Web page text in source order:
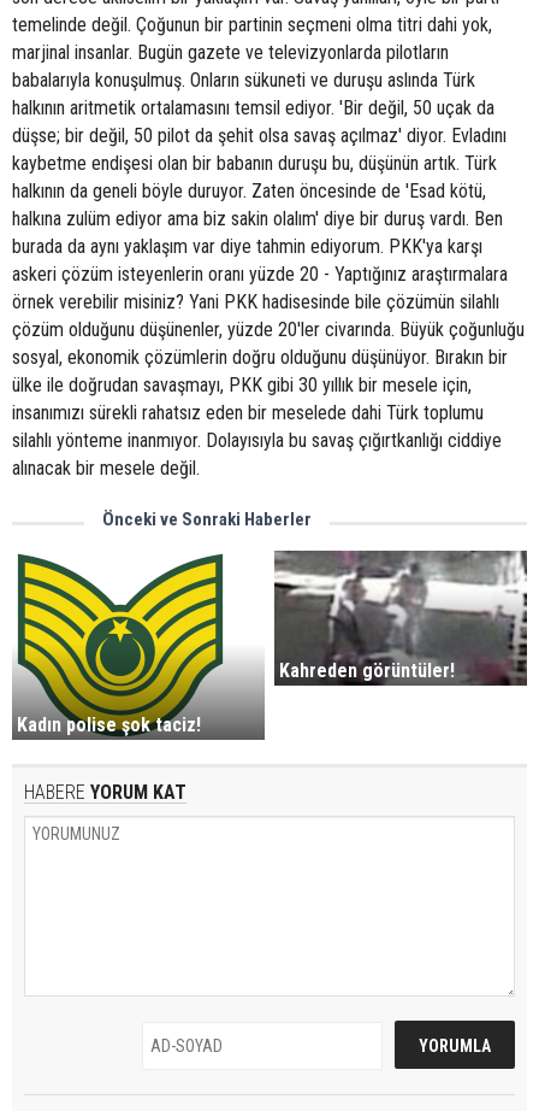
temelinde değil. Çoğunun bir partinin seçmeni olma titri dahi yok,
marjinal insanlar. Bugün gazete ve televizyonlarda pilotların
babalarıyla konuşulmuş. Onların sükuneti ve duruşu aslında Türk
halkının aritmetik ortalamasını temsil ediyor. 'Bir değil, 50 uçak da
düşse; bir değil, 50 pilot da şehit olsa savaş açılmaz' diyor. Evladını
kaybetme endişesi olan bir babanın duruşu bu, düşünün artık. Türk
halkının da geneli böyle duruyor. Zaten öncesinde de 'Esad kötü,
halkına zulüm ediyor ama biz sakin olalım' diye bir duruş vardı. Ben
burada da aynı yaklaşım var diye tahmin ediyorum. PKK'ya karşı
askeri çözüm isteyenlerin oranı yüzde 20 - Yaptığınız araştırmalara
örnek verebilir misiniz? Yani PKK hadisesinde bile çözümün silahlı
çözüm olduğunu düşünenler, yüzde 20'ler civarında. Büyük çoğunluğu
sosyal, ekonomik çözümlerin doğru olduğunu düşünüyor. Bırakın bir
ülke ile doğrudan savaşmayı, PKK gibi 30 yıllık bir mesele için,
insanımızı sürekli rahatsız eden bir meselede dahi Türk toplumu
silahlı yönteme inanmıyor. Dolayısıyla bu savaş çığırtkanlığı ciddiye
alınacak bir mesele değil.
Önceki ve Sonraki Haberler
Kadın polise şok taciz!
Kahreden görüntüler!
HABERE YORUM KAT